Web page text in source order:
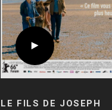
LE FILS DE JOSEPH